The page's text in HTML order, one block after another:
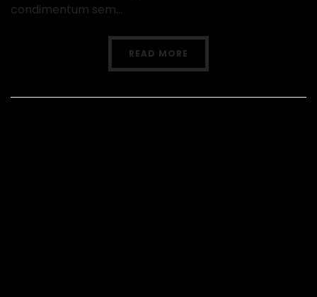
condimentum sem...
READ MORE